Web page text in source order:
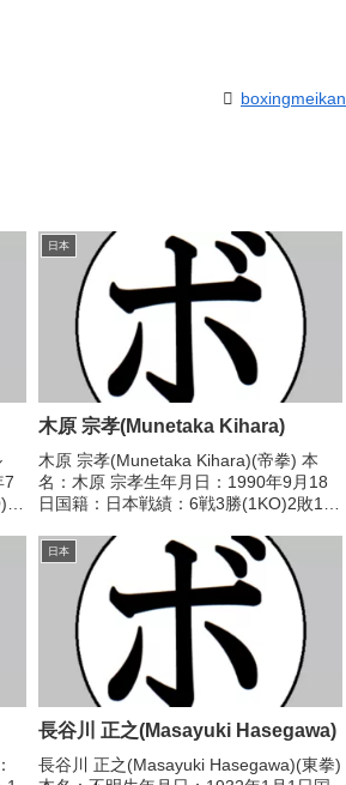
boxingmeikan
7
日本
木原 宗孝(Munetaka Kihara)
木原 宗孝(Munetaka Kihara)(帝拳) 本
名：木原 宗孝生年月日：1990年9月18
日国籍：日本戦績：6戦3勝(1KO)2敗1
ーパーライト級新人王 【戦歴】■2016年
度ライト級C級トー...
日本
長谷川 正之(Masayuki Hasegawa)
長谷川 正之(Masayuki Hasegawa)(東拳)